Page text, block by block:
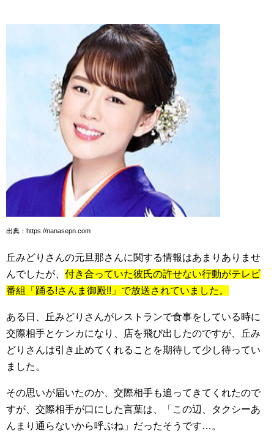
出典：https://nanasepn.com
丘みどりさんの元旦那さんに関する情報はあまりありませ
んでしたが、 付き合っていた彼氏の許せない行動がテレビ
番組「踊る!さんま御殿!!」で放送されていました。
ある日、丘みどりさんがレストランで食事をしている時に
交際相手とケンカになり、店を飛び出したのですが、丘み
どりさんは引き止めてくれることを期待して少し待ってい
ました。
その思いが届いたのか、交際相手も追ってきてくれたので
すが、交際相手が口にした言葉は、「この辺、タクシーあ
んまり通らないから呼ぶね」だったそうです…。